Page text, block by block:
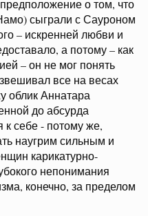
о том, что
сыграли с Сауроном
– искренней любви и
а потому – как
– он не мог понять
все на весах
облик Аннатара
до абсурда
к себе - потому же,
наугрим сильным и
карикатурно-
непонимания
конечно, за пределом